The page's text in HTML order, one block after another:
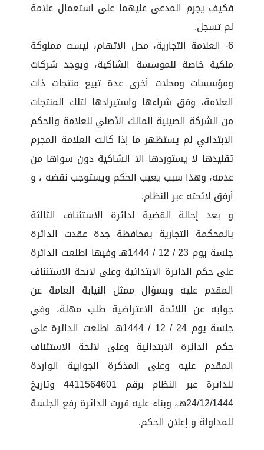
فكيف يجرم المدعى عليهما على استعمال علامة
لم تسجل.
6- العلامة التجارية، محل الاتهام، ليست مملوكة
ملكية خاصة للمؤسسة الشاكية، ويوجد شركات
ومؤسسات ومحلات أخرى عدة تبيع منتجات ذات
العلامة، وفق شراءها واستيرادها لتلك المنتجات
من الشركة الصينية المالك الأصلي للعلامة والحكم
الابتدائي لم يستظهر ما إذا كانت العلامة المجرم
تقليدها لا يستوردها الا الشاكية دون سواها من
عدمه، وهذا سبب يعيب الحكم ويستوجب نقضه ، و
أرفق لائحته عبر النظام.
و بعد إحالة القضية لدائرة الاستئناف الثالثة
بالمحكمة التجارية بمحافظة جدة عقدت الدائرة
جلسة يوم 23 / 12 / 1444هـ وفيها اطلعت الدائرة
على حكم الدائرة الابتدائية وعلى لائحة الاستئناف
المقدم عليه وبسؤال ممثل النيابة العامة عن
جوابه عن اللائحة الاعتراضية طلب مهلة، وفي
جلسة يوم 24 / 12 / 1444هـ اطلعت الدائرة على
حكم الدائرة الابتدائية وعلى لائحة الاستئناف
المقدم عليه وعلى المذكرة الجوابية الواردة
للدائرة عبر النظام برقم 4411564601 وتاريخ
24/12/1444هـ، وبناء عليه قررت الدائرة رفع الجلسة
للمداولة و إعلان الحكم.